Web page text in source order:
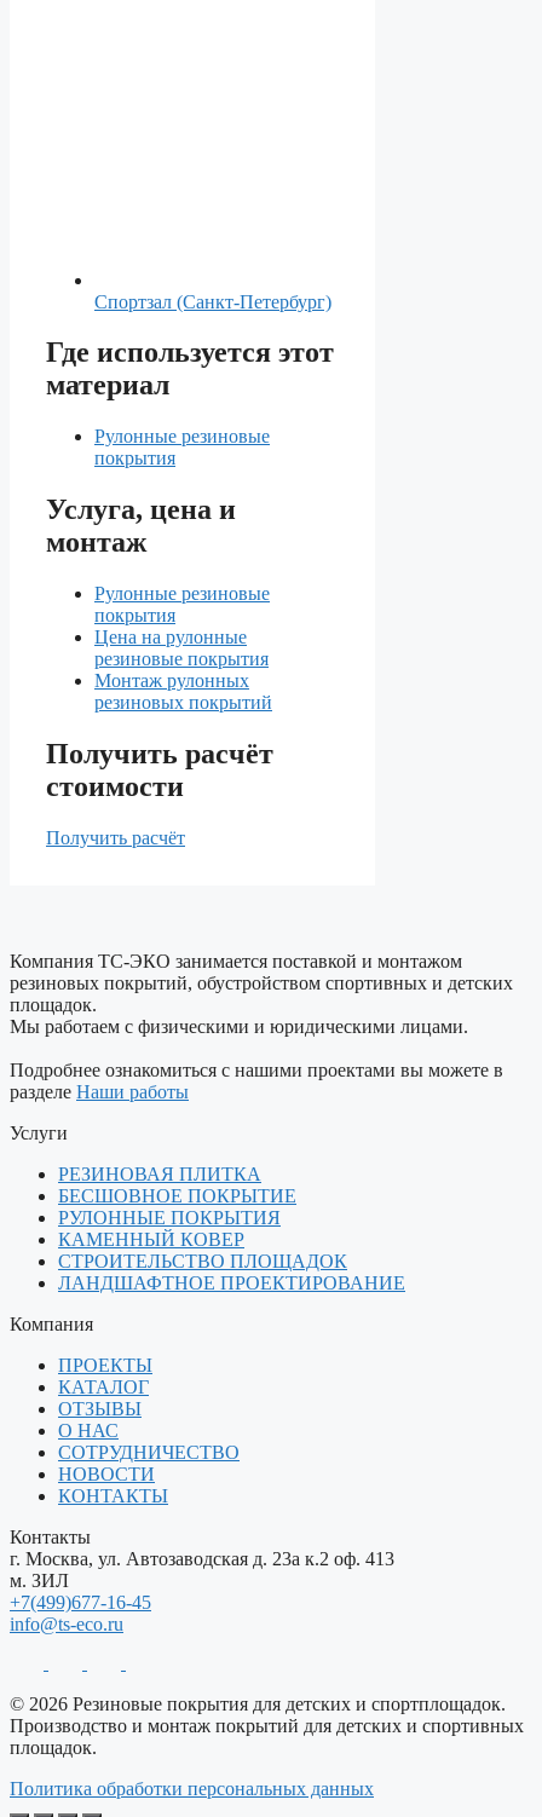
Спортзал (Санкт-Петербург)
Где используется этот
материал
Рулонные резиновые
покрытия
Услуга, цена и
монтаж
Рулонные резиновые
покрытия
Цена на рулонные
резиновые покрытия
Монтаж рулонных
резиновых покрытий
Получить расчёт
стоимости
Получить расчёт
Компания ТС-ЭКО занимается поставкой и монтажом
резиновых покрытий, обустройством спортивных и детских
площадок.
Мы работаем с физическими и юридическими лицами.
Подробнее ознакомиться с нашими проектами вы можете в
разделе Наши работы
Услуги
РЕЗИНОВАЯ ПЛИТКА
БЕСШОВНОЕ ПОКРЫТИЕ
РУЛОННЫЕ ПОКРЫТИЯ
КАМЕННЫЙ КОВЕР
СТРОИТЕЛЬСТВО ПЛОЩАДОК
ЛАНДШАФТНОЕ ПРОЕКТИРОВАНИЕ
Компания
ПРОЕКТЫ
КАТАЛОГ
ОТЗЫВЫ
О НАС
СОТРУДНИЧЕСТВО
НОВОСТИ
КОНТАКТЫ
Контакты
г. Москва, ул. Автозаводская д. 23а к.2 оф. 413
м. ЗИЛ
+7(499)677-16-45
info@ts-eco.ru
© 2026 Резиновые покрытия для детских и спортплощадок.
Производство и монтаж покрытий для детских и спортивных
площадок.
Политика обработки персональных данных